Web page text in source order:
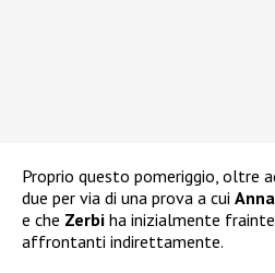
Proprio questo pomeriggio, oltre
due per via di una prova a cui Anna
e che Zerbi ha inizialmente
affrontanti indirettamente.